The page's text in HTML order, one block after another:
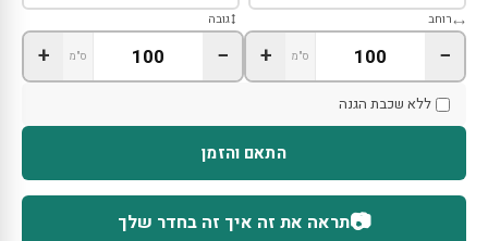
רוחב
− ס"מ +
גובה
− ס"מ +
ללא שכבת הגנה
התאם והזמן
📷תראה את זה איך זה בחדר שלך